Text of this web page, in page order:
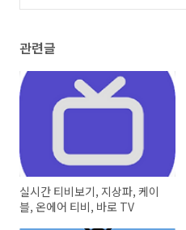
관련글
실시간 티비보기, 지상파, 케이
블, 온에어 티비, 바로 TV